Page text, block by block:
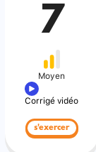
7
Moyen
Corrigé vidéo
s'exercer